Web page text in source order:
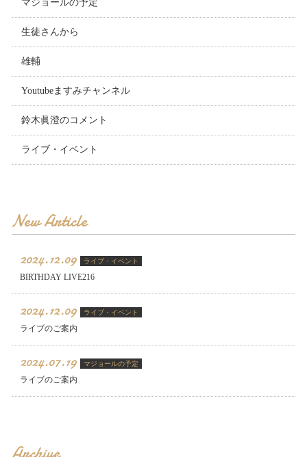
マジョールの予定
生徒さんから
雄輔
Youtubeますみチャンネル
鈴木眞澄のコメント
ライブ・イベント
New Article
2024.12.09 ライブ・イベント
BIRTHDAY LIVE216
2024.12.09 ライブ・イベント
ライブのご案内
2024.07.19 マジョールの予定
ライブのご案内